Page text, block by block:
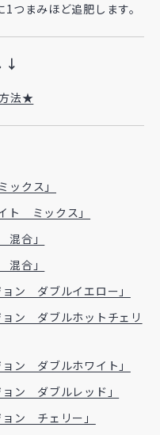
つまみほど追肥します。
↓
法★
クス」
ト ミックス」
合」
合」
ン ダブルイエロー」
ン ダブルホットチェリ
ン ダブルホワイト」
ン ダブルレッド」
ン チェリー」